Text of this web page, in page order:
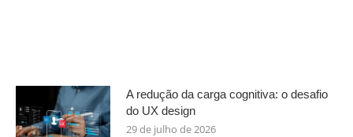
A redução da carga cognitiva: o desafio
do UX design
29 de julho de 2026